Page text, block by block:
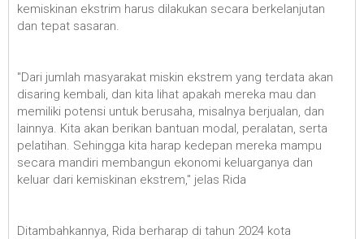
kemiskinan ekstrim harus dilakukan secara berkelanjutan
dan tepat sasaran.
"Dari jumlah masyarakat miskin ekstrem yang terdata akan
disaring kembali, dan kita lihat apakah mereka mau dan
memiliki potensi untuk berusaha, misalnya berjualan, dan
lainnya. Kita akan berikan bantuan modal, peralatan, serta
pelatihan. Sehingga kita harap kedepan mereka mampu
secara mandiri membangun ekonomi keluarganya dan
keluar dari kemiskinan ekstrem," jelas Rida
Ditambahkannya, Rida berharap di tahun 2024 kota